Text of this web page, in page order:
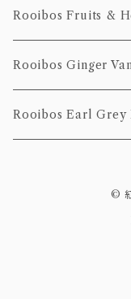
100g
20個pack
10個pack
20個pack
ティーバッグ
10個Pack
20個Pack
Rooibos Fruits &
ティーバッグ
10個Pack
茶葉
Rooibos Ginger
ティーバッグ
Rooibos Earl Grey
©